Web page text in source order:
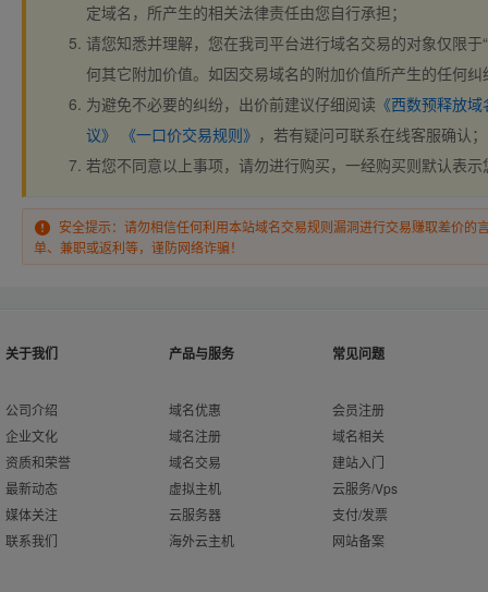
定域名，所产生的相关法律责任由您自行承担；
请您知悉并理解，您在我司平台进行域名交易的对象仅限于
何其它附加价值。如因交易域名的附加价值所产生的任何
为避免不必要的纠纷，出价前建议仔细阅读 《西数预释放
议》
《一口价交易规则》 ，若有疑问可联系在线客服确认；
若您不同意以上事项，请勿进行购买，一经购买则默认表
安全提示：请勿相信任何利用本站域名交易规则漏洞进行交易赚取差价的
单、兼职或返利等，谨防网络诈骗！
关于我们
公司介绍
企业文化
资质和荣誉
最新动态
媒体关注
联系我们
产品与服务
域名优惠
域名注册
域名交易
虚拟主机
云服务器
海外云主机
常见问题
会员注册
域名相关
建站入门
云服务/Vps
支付/发票
网站备案